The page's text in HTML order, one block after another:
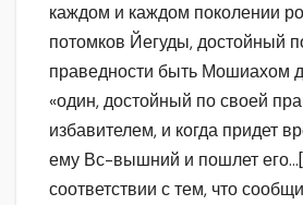
каждом и каждом поколении
потомков Йегуды, достойный
праведности быть Мошиахом
«один, достойный по своей
избавителем, и когда придет
ему Вс-вышний и пошлет его…
соответствии с тем, что